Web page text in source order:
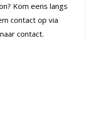
Kom eens langs
contact op via
contact.